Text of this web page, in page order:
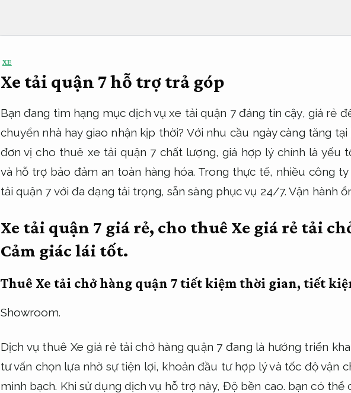
XE
Xe tải quận 7 hỗ trợ trả góp
Bạn đang tìm hạng mục dịch vụ xe tải quận 7 đáng tin cậy, giá rẻ
chuyển nhà hay giao nhận kịp thời? Với nhu cầu ngày càng tăng
đơn vị cho thuê xe tải quận 7 chất lượng, giá hợp lý chính là yếu
và hỗ trợ bảo đảm an toàn hàng hóa. Trong thực tế, nhiều công
tải quận 7 với đa dạng tải trọng, sẵn sàng phục vụ 24/7.Vận hành
Xe tải quận 7 giá rẻ, cho thuê Xe giá rẻ tải
Cảm giác lái tốt.
Thuê Xe tải chở hàng quận 7 tiết kiệm thời gian, tiết
Showroom.
Dịch vụ thuê Xe giá rẻ tải chở hàng quận 7 đang là hướng triển
tư vấn chọn lựa nhờ sự tiện lợi, khoản đầu tư hợp lý và tốc độ vận
minh bạch. Khi sử dụng dịch vụ hỗ trợ này, Độ bền cao. bạn có thể